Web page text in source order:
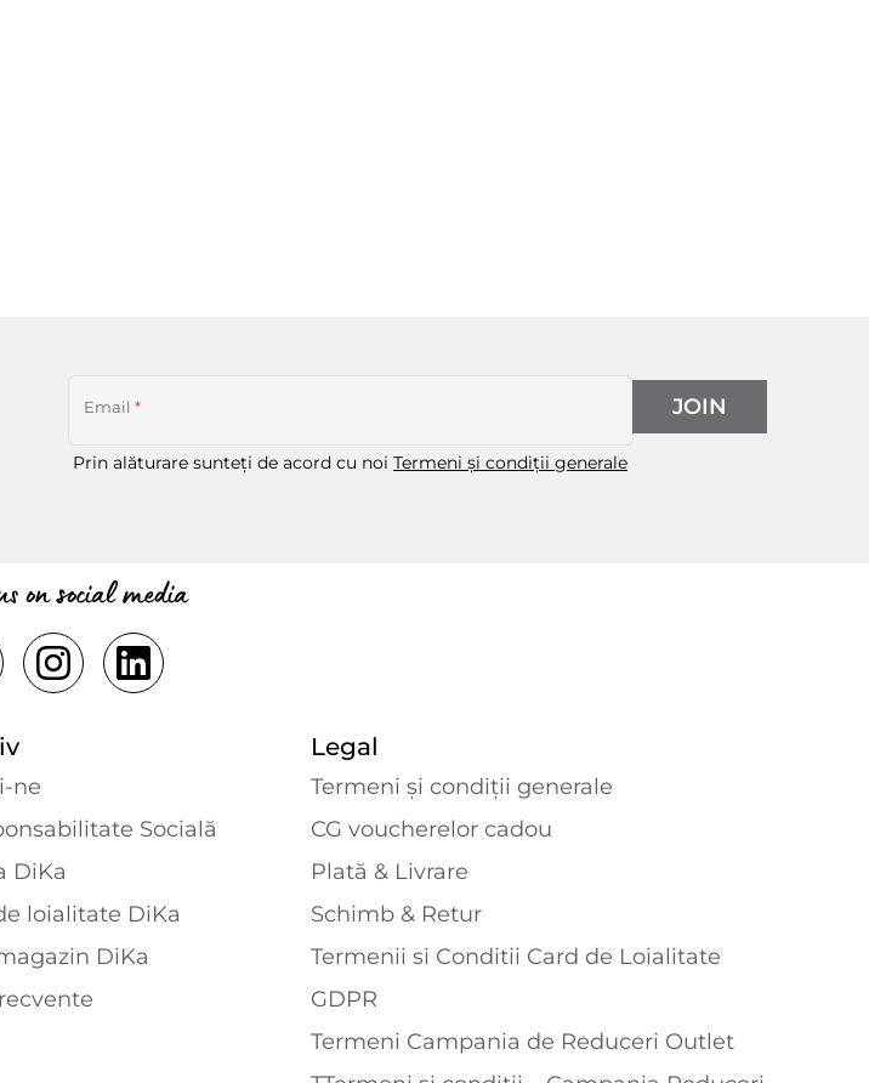
Email *
Prin alăturare sunteți de acord cu noi Termeni și condiții generale
JOIN
on social media
ne
Socială
DiKa
loialitate DiKa
DiKa
Legal
Termeni și condiții generale
CG voucherelor cadou
Plată & Livrare
Schimb & Retur
Termenii si Conditii Card de Loialitate
GDPR
Termeni Campania de Reduceri Outlet